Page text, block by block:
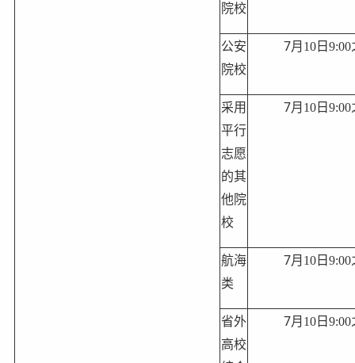
院校
公安
院校
7月 10日 9:00
采用
平行
志愿
的其
他院
校
7月 10日 9:00
航海
类
7月 10日 9:00
省外
高校
7月 10日 9:00